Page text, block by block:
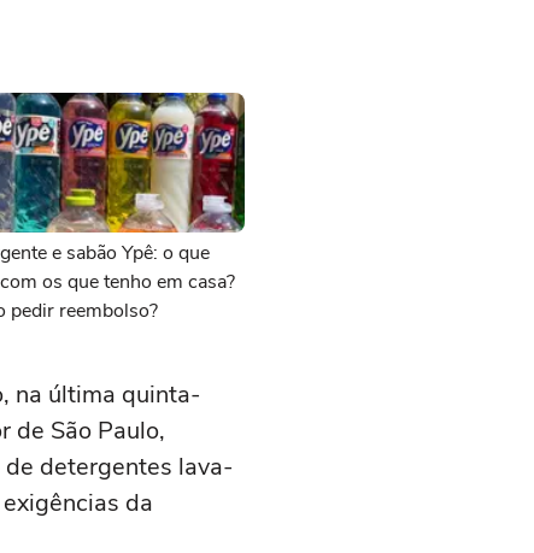
e sabão Ypê: o que
os que tenho em casa?
pedir reembolso?
na última quinta-
de São Paulo,
detergentes lava-
da